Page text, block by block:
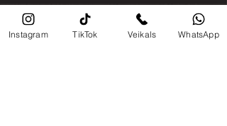
Sazinies ar mums
Instagram TikTok Veikals WhatsApp